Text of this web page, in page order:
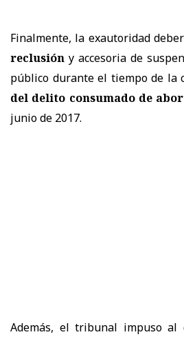
Finalmente, la exautoridad
reclusión y accesoria de
público durante el tiempo de la
del delito consumado de
junio de 2017.
Además, el tribunal impuso al